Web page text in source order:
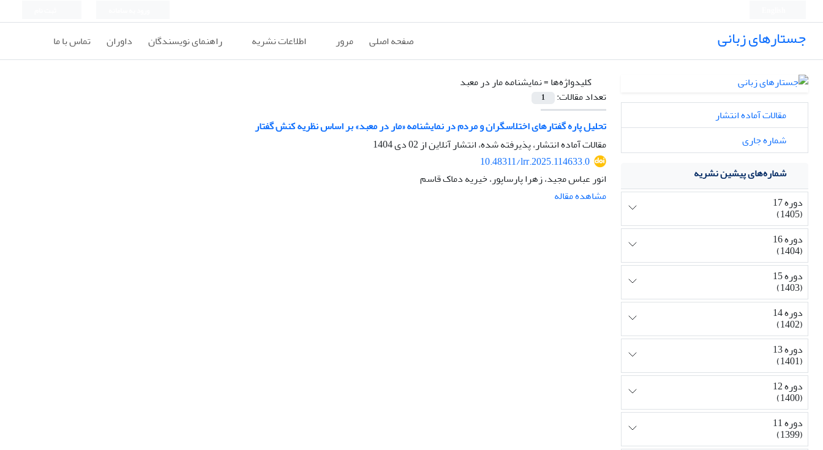
جستارهای زبانی صفحه اصلی مرور اطلاعات نشریه راهنمای نویسندگان داوران تماس با ما
کلیدواژه‌ها =نمایشنامه مار در معبد
تعداد مقالات:
1
تحلیل پاره گفتارهای اختلاسگران و مردم در نمایشنامه «مار در معبد» بر اساس نظریه کنش گفتار
مقالات آماده انتشار، پذیرفته شده، انتشار آنلاین از02 دی 1404
10.48311/lrr.2025.114633.0
انور عباس مجید، زهرا پارساپور، خیریه دماک قاسم
مشاهده مقاله
مقالات آماده انتشار
شماره جاری
شماره‌های پیشین نشریه
دوره 17
(1405)
دوره 16
(1404)
دوره 15
(1403)
دوره 14
(1402)
دوره 13
(1401)
دوره 12
(1400)
دوره 11
(1399)